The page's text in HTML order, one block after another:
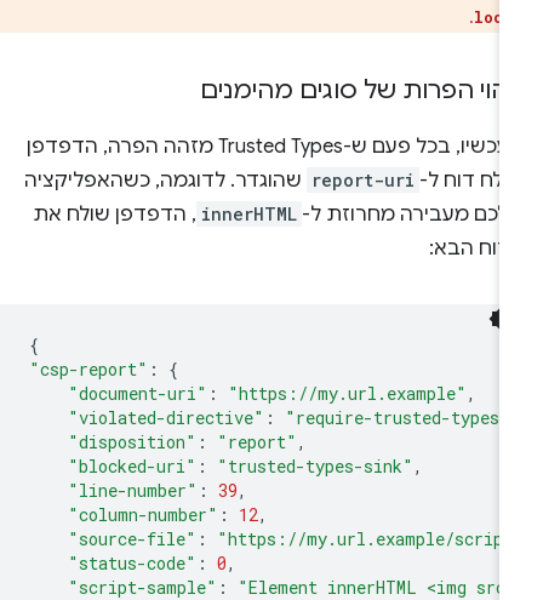
.
הפרות של סוגים מהימנים
מעכשיו, בכל פעם ש-Trusted Types מזהה הפרה, הדפדפן
דוח ל- report-uri שהוגדר. לדוגמה, כשהאפליקציה
מעבירה מחרוזת ל- innerHTML , הדפדפן שולח את
הבא:
"csp-report"
"document-uri": "https://my.url.example"
"violated-directive" : "require-trusted-
"disposition" : "report"
"blocked-uri" : "trusted-types-sink"
"line-number":
"column-number" :
"source-file": "https://my.url.example/
"status-code":
"script-sample": "Element innerHTML <img